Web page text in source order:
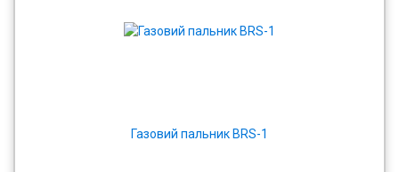
Газовий пальник BRS-1